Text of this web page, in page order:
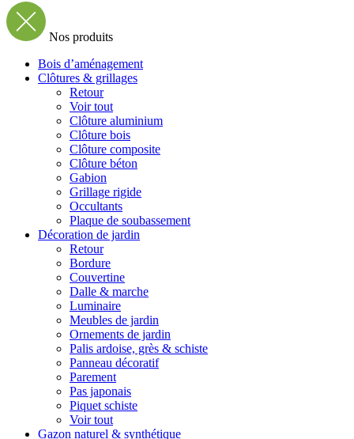
Nos produits
Bois d’aménagement
Clôtures & grillages
Retour
Voir tout
Clôture aluminium
Clôture bois
Clôture composite
Clôture béton
Gabion
Grillage rigide
Occultants
Plaque de soubassement
Décoration de jardin
Retour
Bordure
Couvertine
Dalle & marche
Luminaire
Meubles de jardin
Ornements de jardin
Palis ardoise, grès & schiste
Panneau décoratif
Parement
Pas japonais
Piquet schiste
Voir tout
Gazon naturel & synthétique